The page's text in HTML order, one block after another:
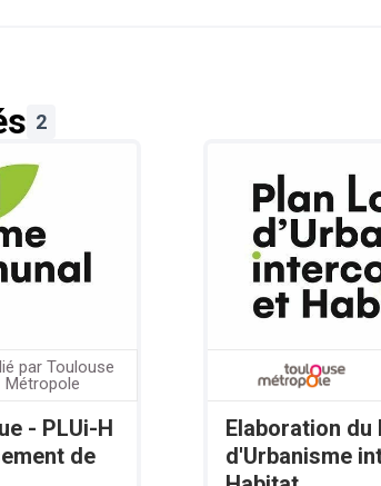
2
par Toulouse
Métropole
- PLUi-H
de
Elaboration du
d'Urbanisme